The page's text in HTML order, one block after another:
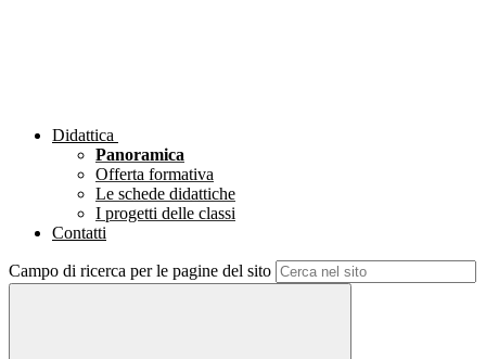
Didattica
Panoramica
Offerta formativa
Le schede didattiche
I progetti delle classi
Contatti
Campo di ricerca per le pagine del sito